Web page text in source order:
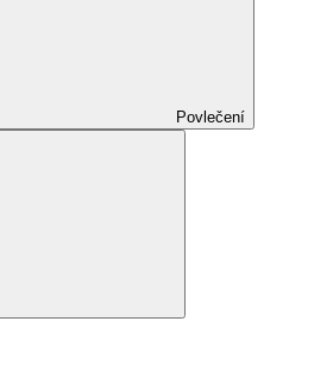
Povlečení